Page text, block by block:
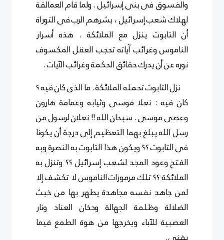
والفسوق فى بنى إسرائيل . ولما قام العمالقة
لهلاك شعب إسرائيل ، بشرهم الرب فى التوراة
أن التابوت ينزل مع الملائكة . هذه أسرار
الناموس وغرائب آياته تحجب العقل المكسوف
نوره عن أن يدرك حقائق الحكمة وغرائب الآيات .
نزل التابوت تحمله الملائكة . ما الذى كان فيه ؟
كان فيه : نعلا موسى وثيابه وعمامة هارون
وعصى موسى . سبحان الله !! نعلان لرسول من
رسل الله يبلغ بهما التعظيم إلى درجة أن يكونا
فى التابوت ؟؟ ويكون هذا التابوت به النصرة وبه
الفتح وعود المجد لشعب إسرائيل ؟؟ وتنزل به
الملائكة ؟؟ تلك مرموزات الناموس لا تكشف إلا
لمن جاهد نفسه مجاهدة يطهر بها من خبث
الضلالة وظلمة الجهالة ودخان العناد ونار
العصبية للآباء ويخرجها من هوة الطمع فيما
يفنى .